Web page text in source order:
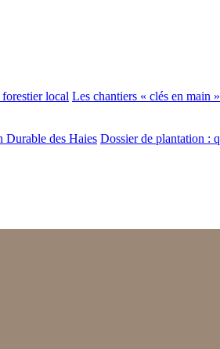
local Les chantiers « clés en main »
Durable des Haies Dossier de plantation :